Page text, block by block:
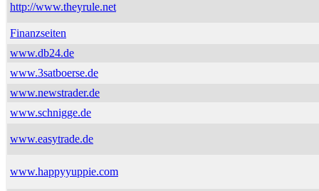
http://www.theyrule.net
Finanzseiten
www.db24.de
www.3satboerse.de
www.newstrader.de
www.schnigge.de
www.easytrade.de
www.happyyuppie.com